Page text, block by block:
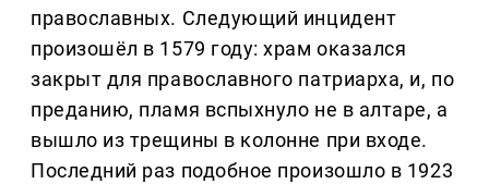
православных. Следующий инцидент
произошёл в 1579 году: храм оказался
закрыт для православного патриарха, и, по
преданию, пламя вспыхнуло не в алтаре, а
вышло из трещины в колонне при входе.
Последний раз подобное произошло в 1923